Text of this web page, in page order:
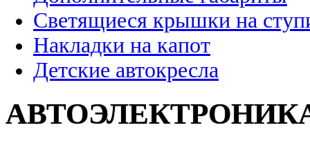
Светящиеся крышки на
Накладки на капот
Детские автокресла